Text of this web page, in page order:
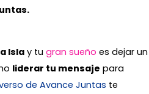
Isla y tu gran sueño es dejar un
liderar tu mensaje para
de Avance Juntas te